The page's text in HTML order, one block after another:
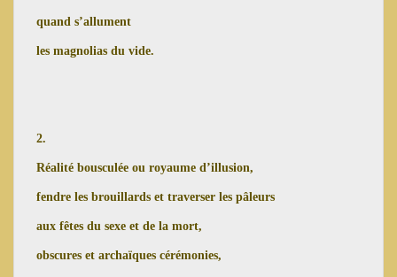
quand s’allument
les magnolias du vide.
2.
Réalité bousculée ou royaume d’illusion,
fendre les brouillards et traverser les pâleurs
aux fêtes du sexe et de la mort,
obscures et archaïques cérémonies,